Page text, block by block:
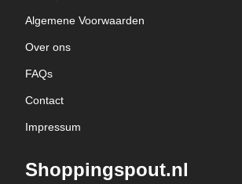
Algemene Voorwaarden
Over ons
FAQs
Contact
Impressum
Shoppingspout.nl